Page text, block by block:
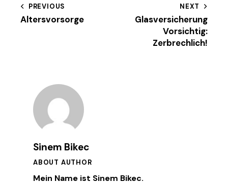
Beitragsnavigation
PREVIOUS
Altersvorsorge
NEXT
Glasversicherung
Vorsichtig:
Zerbrechlich!
Sinem Bikec
ABOUT AUTHOR
Mein Name ist Sinem Bikec.